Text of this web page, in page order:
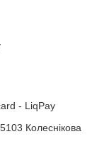
- LiqPay
Колеснікова